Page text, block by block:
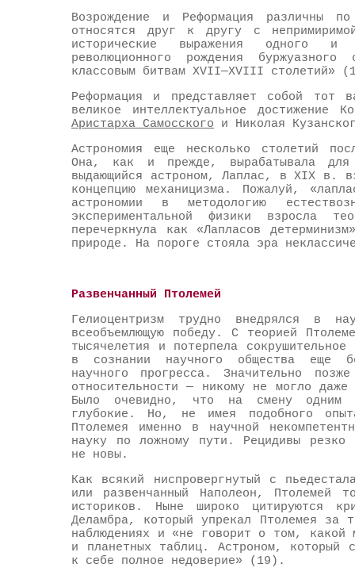
Возрождение и Реформация различны
относятся друг к другу с
исторические выражения одного и
революционного рождения
классовым битвам XVII—XVIII столетий»
Реформация и представляет собой тот
великое интеллектуальное достижение
Аристарха Самосского и Николая
Астрономия еще несколько столетий
Она, как и прежде, вырабатывала для
выдающийся астроном, Лаплас, в XIX в.
концепцию механицизма. Пожалуй,
астрономии в методологию
экспериментальной физики взросла
перечеркнула как «Лапласов
природе. На пороге стояла эра
Развенчанный Птолемей
Гелиоцентризм трудно внедрялся в
всеобъемлющую победу. С теорией
тысячелетия и потерпела
в сознании научного общества еще
научного прогресса. Значительно
относительности — никому не могло
Было очевидно, что на смену одним
глубокие. Но, не имея подобного
Птолемея именно в научной
науку по ложному пути. Рецидивы резко
не новы.
Как всякий ниспровергнутый с
или развенчанный Наполеон, Птолемей
историков. Ныне широко цитируются
Деламбра, который упрекал Птолемея
наблюдениях и «не говорит о том, какой
и планетных таблиц. Астроном, который
к себе полное недоверие» (19).